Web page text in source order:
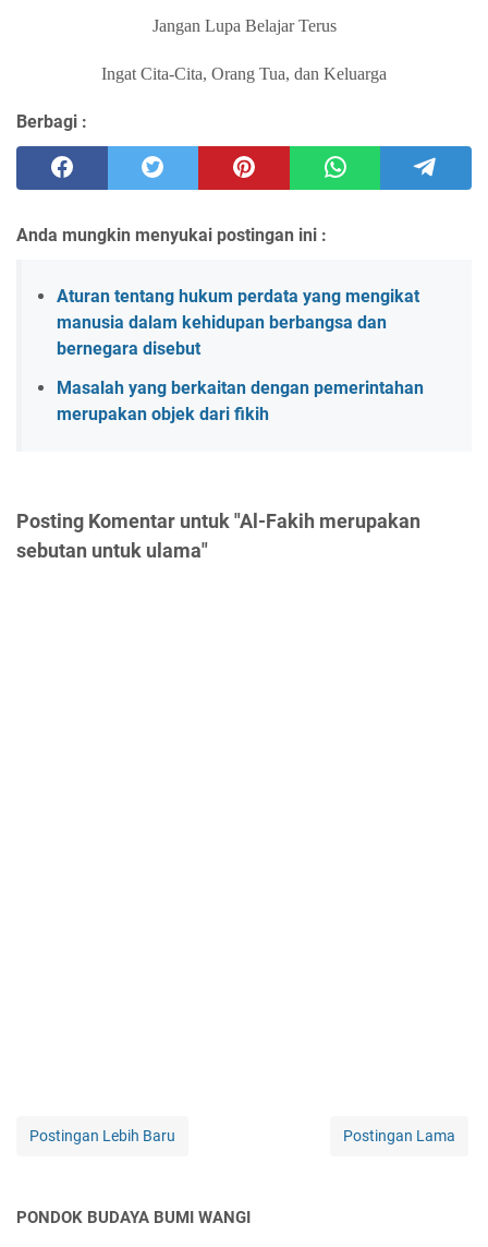
Jangan Lupa Belajar Terus
Ingat Cita-Cita, Orang Tua, dan Keluarga
Berbagi :
Anda mungkin menyukai postingan ini :
Aturan tentang hukum perdata yang mengikat
manusia dalam kehidupan berbangsa dan
bernegara disebut
Masalah yang berkaitan dengan pemerintahan
merupakan objek dari fikih
Posting Komentar untuk "Al-Fakih merupakan
sebutan untuk ulama"
Postingan Lebih Baru Postingan Lama
PONDOK BUDAYA BUMI WANGI